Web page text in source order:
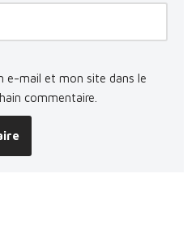
e-mail et mon site dans le
commentaire.